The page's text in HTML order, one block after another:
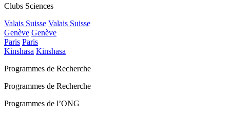
Clubs Sciences
Valais Suisse Valais Suisse
Genève Genève
Paris Paris
Kinshasa Kinshasa
Programmes de Recherche
Programmes de Recherche
Programmes de l’ONG